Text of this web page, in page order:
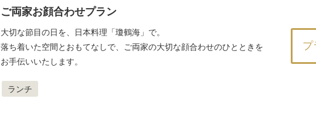
ご両家お顔合わせプラン
大切な節目の日を、日本料理「瓊鶴海」で。
落ち着いた空間とおもてなしで、ご両家の大切な顔合わせのひとときを
お手伝いいたします。
ランチ
プ